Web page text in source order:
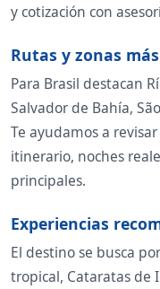
y cotización con
Rutas y zonas
Para Brasil destacan
Salvador de Bahía,
Te ayudamos a
itinerario, noches
principales.
Experiencias
El destino se busca
tropical, Cataratas de